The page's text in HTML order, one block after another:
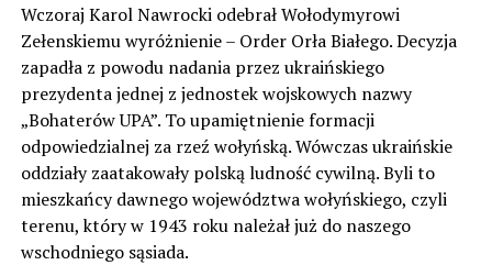
Wczoraj Karol Nawrocki odebrał Wołodymyrowi
Zełenskiemu wyróżnienie – Order Orła Białego. Decyzja
zapadła z powodu nadania przez ukraińskiego
prezydenta jednej z jednostek wojskowych nazwy
„Bohaterów UPA”. To upamiętnienie formacji
odpowiedzialnej za rzeź wołyńską. Wówczas ukraińskie
oddziały zaatakowały polską ludność cywilną. Byli to
mieszkańcy dawnego województwa wołyńskiego, czyli
terenu, który w 1943 roku należał już do naszego
wschodniego sąsiada.